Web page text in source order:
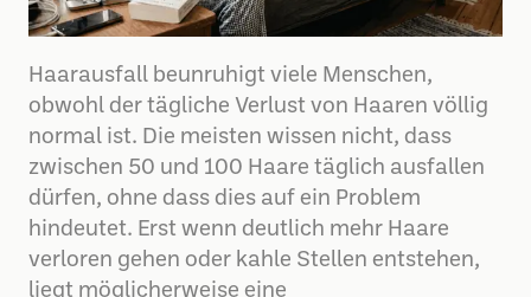
Haarausfall beunruhigt viele Menschen,
obwohl der tägliche Verlust von Haaren völlig
normal ist. Die meisten wissen nicht, dass
zwischen 50 und 100 Haare täglich ausfallen
dürfen, ohne dass dies auf ein Problem
hindeutet. Erst wenn deutlich mehr Haare
verloren gehen oder kahle Stellen entstehen,
liegt möglicherweise eine